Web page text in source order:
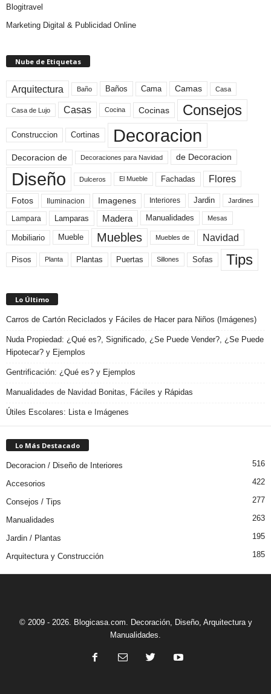
Blogitravel
Marketing Digital & Publicidad Online
Nube de Etiquetas
Arquitectura Baño Baños Cama Camas Casa
Casa de Lujo Casas Cocina Cocinas Consejos
Construccion Cortinas Decoracion
Decoracion de Decoraciones para Navidad de Decoracion
Diseño Dulceros El Mueble Fachadas Flores
Fotos Iluminacion Imagenes Interiores Jardin Jardines
Lampara Lamparas Madera Manualidades Mesas
Mobiliario Mueble Muebles Muebles de Navidad
Pisos Planta Plantas Puertas Sillones Sofas Tips
Lo Último
Carros de Cartón Reciclados y Fáciles de Hacer para Niños (Imágenes)
Nuda Propiedad: ¿Qué es?, Significado, ¿Se Puede Vender?, ¿Se Puede
Hipotecar? y Ejemplos
Gentrificación: ¿Qué es? y Ejemplos
Manualidades de Navidad Bonitas, Fáciles y Rápidas
Útiles Escolares: Lista e Imágenes
Lo Más Destacado
Decoracion / Diseño de Interiores 516
Accesorios 422
Consejos / Tips 277
Manualidades 263
Jardin / Plantas 195
Arquitectura y Construcción 185
© 2009 - 2026. Blogicasa.com. Decoración, Diseño, Arquitectura y
Manualidades.